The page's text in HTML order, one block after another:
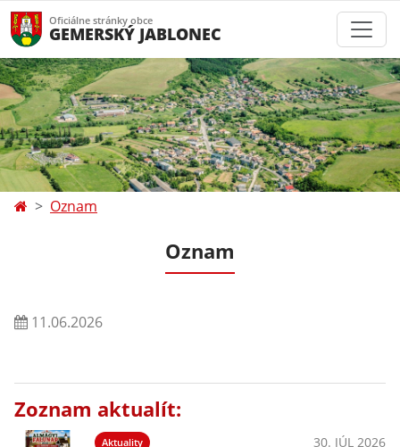
Oficiálne stránky obce
GEMERSKÝ JABLONEC
Oznam
Oznam
11.06.2026
Zoznam aktualít:
Aktuality 30. JÚL 2026